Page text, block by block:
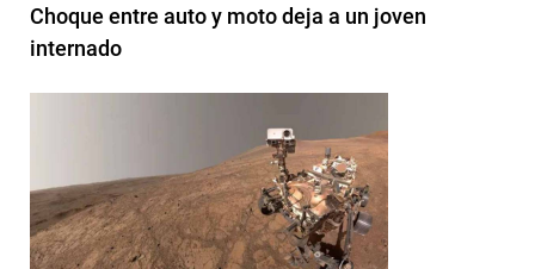
Choque entre auto y moto deja a un joven
internado